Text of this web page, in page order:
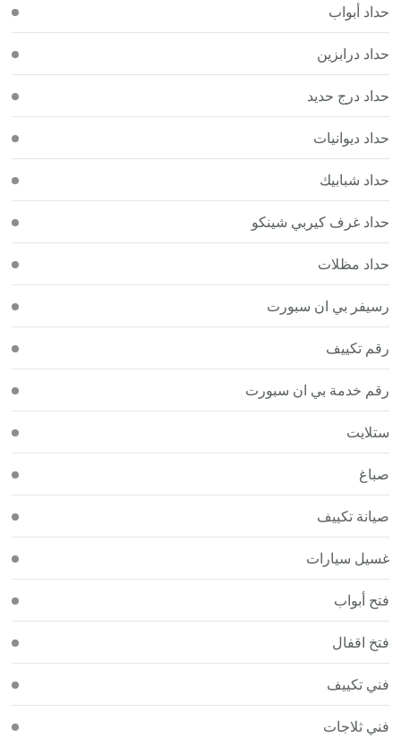
حداد أبواب
حداد درابزين
حداد درج حديد
حداد ديوانيات
حداد شبابيك
حداد غرف كيربي شينكو
حداد مظلات
رسيفر بي ان سبورت
رقم تكييف
رقم خدمة بي ان سبورت
ستلايت
صباغ
صيانة تكييف
غسيل سيارات
فتح أبواب
فتخ اقفال
فني تكييف
فني ثلاجات